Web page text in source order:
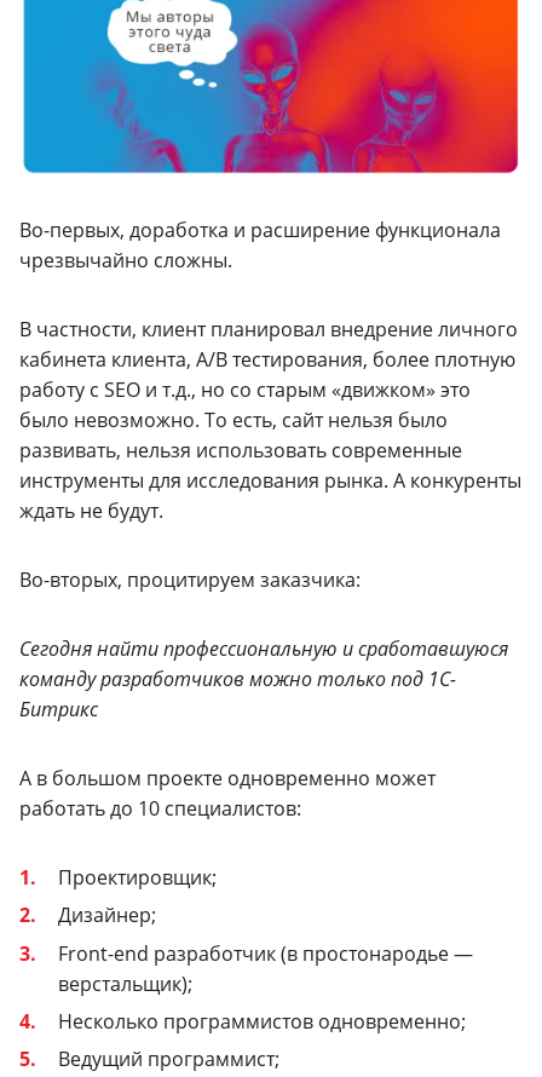
Во-первых, доработка и расширение функционала
чрезвычайно сложны.
В частности, клиент планировал внедрение личного
кабинета клиента, A/B тестирования, более плотную
работу с SEO и т.д., но со старым «движком» это
было невозможно. То есть, сайт нельзя было
развивать, нельзя использовать современные
инструменты для исследования рынка. А конкуренты
ждать не будут.
Во-вторых, процитируем заказчика:
Сегодня найти профессиональную и сработавшуюся
команду разработчиков можно только под 1С-
Битрикс
А в большом проекте одновременно может
работать до 10 специалистов:
Проектировщик;
Дизайнер;
Front-end разработчик (в простонародье —
верстальщик);
Несколько программистов одновременно;
Ведущий программист;